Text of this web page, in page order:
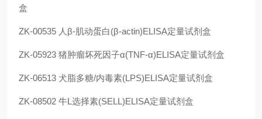
盒
ZK-00535 人β-肌动蛋白(β-actin)ELISA定量试剂盒
ZK-05923 猪肿瘤坏死因子α(TNF-α)ELISA定量试剂盒
ZK-06513 犬脂多糖/内毒素(LPS)ELISA定量试剂盒
ZK-08502 牛L选择素(SELL)ELISA定量试剂盒